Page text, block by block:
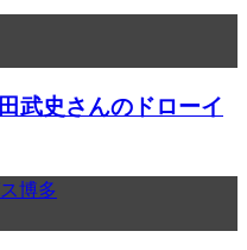
武史さんのドローイ